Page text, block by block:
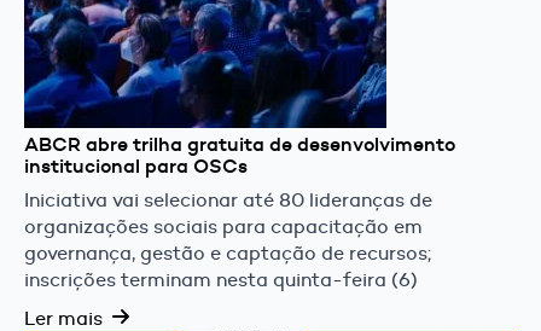
ABCR abre trilha gratuita de desenvolvimento
institucional para OSCs
Iniciativa vai selecionar até 80 lideranças de
organizações sociais para capacitação em
governança, gestão e captação de recursos;
inscrições terminam nesta quinta-feira (6)
Ler mais